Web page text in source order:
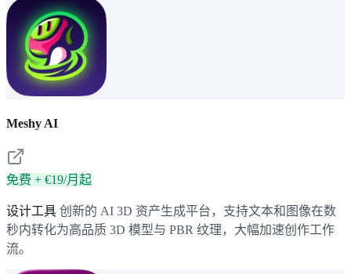
Meshy AI
免费 + €19/月起
设计工具 创新的 AI 3D 资产生成平台，支持文本和图像在数
秒内转化为高品质 3D 模型与 PBR 纹理，大幅加速创作工作
流。